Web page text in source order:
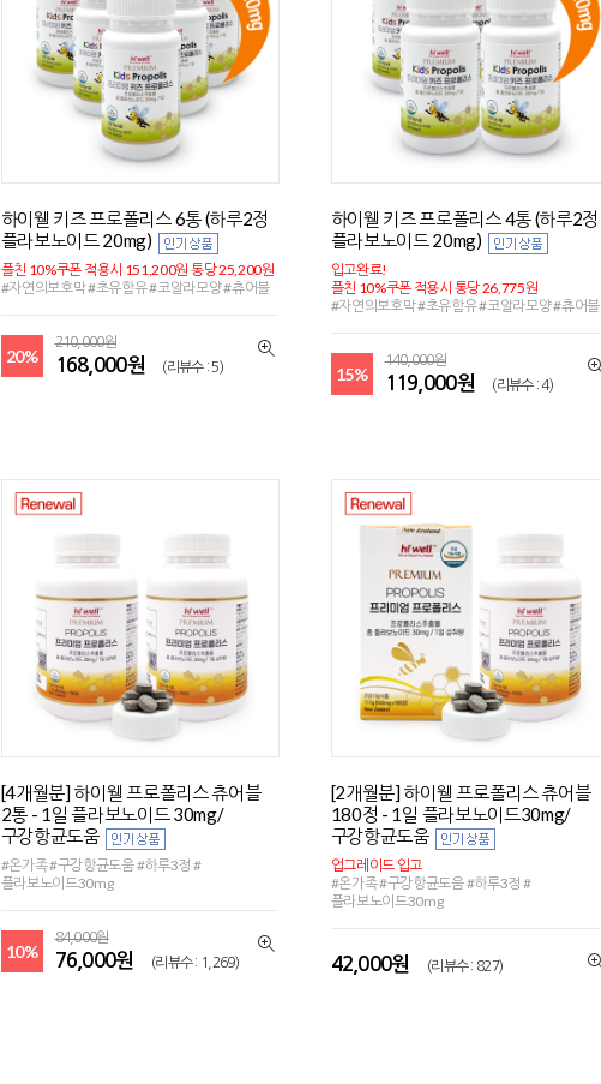
하이웰 키즈 프로폴리스 6통 (하루2정
플라보노이드 20mg)
플친 10%쿠폰 적용시 151,200원 통당 25,200원
#자연의보호막 #초유함유 #코알라모양 #츄어블
20%
210,000원
168,000원 (리뷰수 : 5)
하이웰 키즈 프로폴리스 4통 (하루2정
플라보노이드 20mg)
입고완료!
플친 10%쿠폰 적용시 통당 26,775원
#자연의보호막 #초유함유 #코알라모양 #츄어블
15%
140,000원
119,000원 (리뷰수 : 4)
[4개월분] 하이웰 프로폴리스 츄어블
2통 - 1일 플라보노이드 30mg/
구강항균도움
#온가족 #구강항균도움 #하루3정 #
플라보노이드30mg
10%
84,000원
76,000원 (리뷰수 : 1,269)
[2개월분] 하이웰 프로폴리스 츄어블
180정 - 1일 플라보노이드30mg/
구강항균도움
업그레이드 입고
#온가족 #구강항균도움 #하루3정 #
플라보노이드30mg
42,000원 (리뷰수 : 827)